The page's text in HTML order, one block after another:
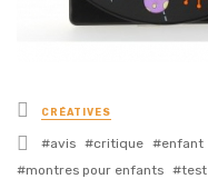
Posted
in
CRÉATIVES
Tagged
with
avis critique enfant
montres pour enfants
test